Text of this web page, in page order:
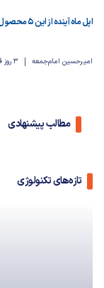
اپل ماه آینده از این ۵ محصول جدید رونمایی می‌کند
امیرحسین امام‌جمعه 3 روز قبل
مطالب پیشنهادی
تازه‌های تکنولوژی